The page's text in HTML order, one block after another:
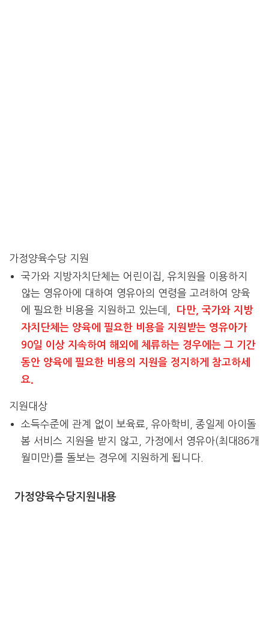
가정양육수당 지원
국가와 지방자치단체는 어린이집, 유치원을 이용하지
않는 영유아에 대하여 영유아의 연령을 고려하여 양육
에 필요한 비용을 지원하고 있는데,
다만, 국가와 지방
자치단체는 양육에 필요한 비용을 지원받는 영유아가
90일 이상 지속하여 해외에 체류하는 경우에는 그 기간
동안 양육에 필요한 비용의 지원을 정지하게 참고하세
요.
지원대상
소득수준에 관계 없이 보육료, 유아학비, 종일제 아이돌
봄 서비스 지원을 받지 않고, 가정에서 영유아(최대86개
월미만)를 돌보는 경우에 지원하게 됩니다.
가정양육수당지원내용